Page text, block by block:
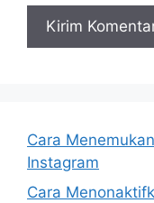
Cara
Instagram
Cara